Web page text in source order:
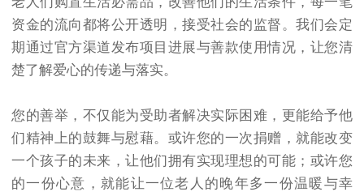
资金的流向都将公开透明，接受社会的监督。我们会定
期通过官方渠道发布项目进展与善款使用情况，让您清
楚了解爱心的传递与落实。
您的善举，不仅能为受助者解决实际困难，更能给予他
们精神上的鼓舞与慰藉。或许您的一次捐赠，就能改变
一个孩子的未来，让他们拥有实现理想的可能；或许您
的一份心意，就能让一位老人的晚年多一份温暖与幸